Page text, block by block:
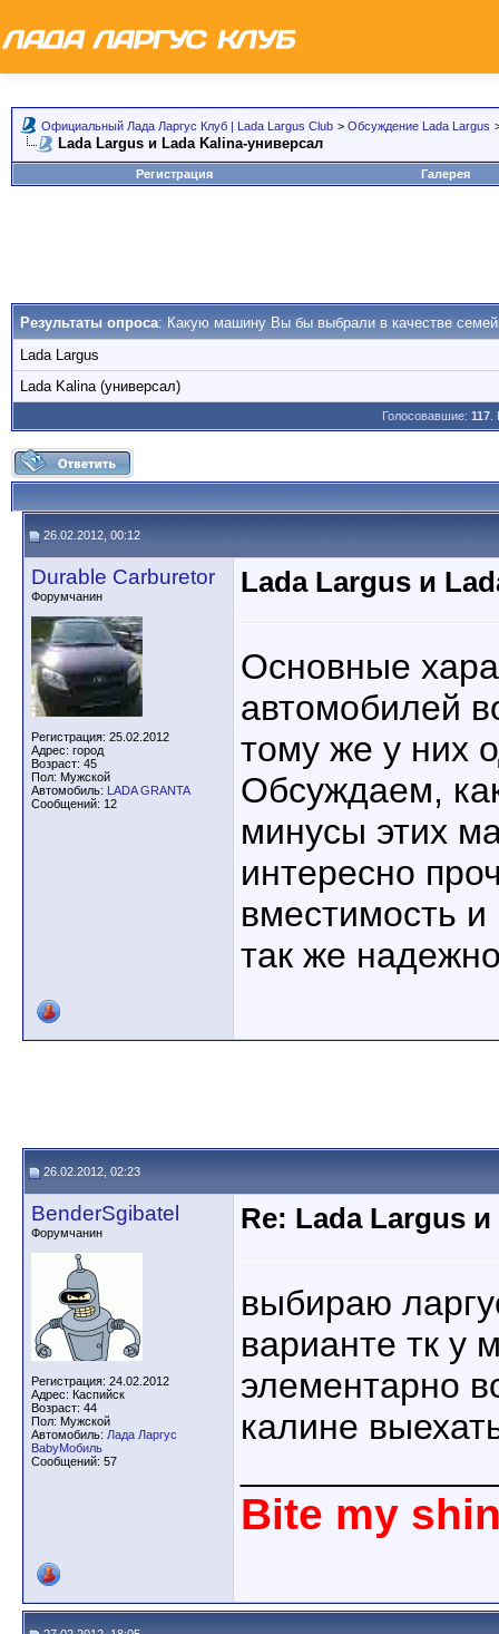
Официальный Лада Ларгус Клуб | Lada Largus Club > Обсуждение Lada Largus
Lada Largus и Lada Kalina-универсал
Регистрация Галерея
Результаты опроса: Какую машину Вы бы выбрали в качестве
Lada Largus
Lada Kalina (универсал)
Голосовавшие: 117
26.02.2012, 00:12
Durable Carburetor
Форумчанин
Регистрация: 25.02.2012
Адрес: город
Возраст: 45
Пол: Мужской
Автомобиль: LADA GRANTA
Сообщений: 12
Lada Largus и
Основные
автомобилей
тому же у них
Обсуждаем,
минусы этих
интересно
вместимость и
так же
26.02.2012, 02:23
BenderSgibatel
Форумчанин
Регистрация: 24.02.2012
Адрес: Каспийск
Возраст: 44
Пол: Мужской
Автомобиль: Лада Ларгус
BabyМобиль
Сообщений: 57
Re: Lada Largus
выбираю
варианте тк у
элементарно
калине
Bite my